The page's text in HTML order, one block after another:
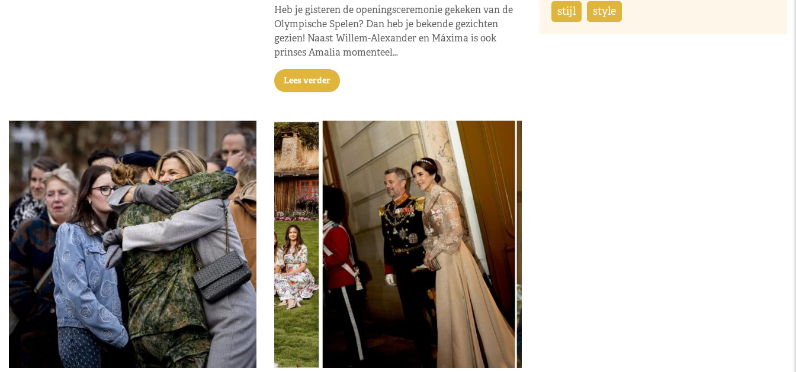
Heb je gisteren de openingsceremonie gekeken van de
Olympische Spelen? Dan heb je bekende gezichten
gezien! Naast Willem-Alexander en Máxima is ook
prinses Amalia momenteel…
Lees verder
stijl style